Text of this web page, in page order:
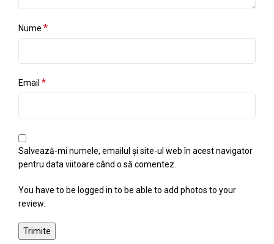
Nume *
Email *
Salvează-mi numele, emailul și site-ul web în acest navigator
pentru data viitoare când o să comentez.
You have to be logged in to be able to add photos to your
review.